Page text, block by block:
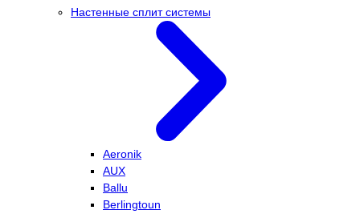
Настенные сплит системы
Aeronik
AUX
Ballu
Berlingtoun